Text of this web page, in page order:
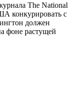
The National
конкурировать с
должен
фоне растущей